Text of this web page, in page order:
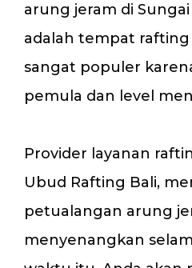
arung jeram di
adalah tempat rafting
sangat populer
pemula dan level
Provider layanan
Ubud Rafting Bali,
petualangan arung
menyenangkan